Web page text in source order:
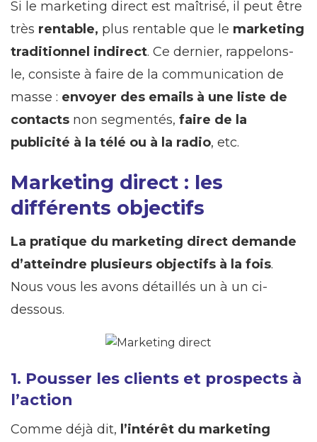
Si le marketing direct est maîtrisé, il peut être
très rentable, plus rentable que le marketing
traditionnel indirect. Ce dernier, rappelons-
le, consiste à faire de la communication de
masse : envoyer des emails à une liste de
contacts non segmentés, faire de la
publicité à la télé ou à la radio, etc.
Marketing direct : les
différents objectifs
La pratique du marketing direct demande
d’atteindre plusieurs objectifs à la fois.
Nous vous les avons détaillés un à un ci-
dessous.
1. Pousser les clients et prospects à
l’action
Comme déjà dit, l’intérêt du marketing